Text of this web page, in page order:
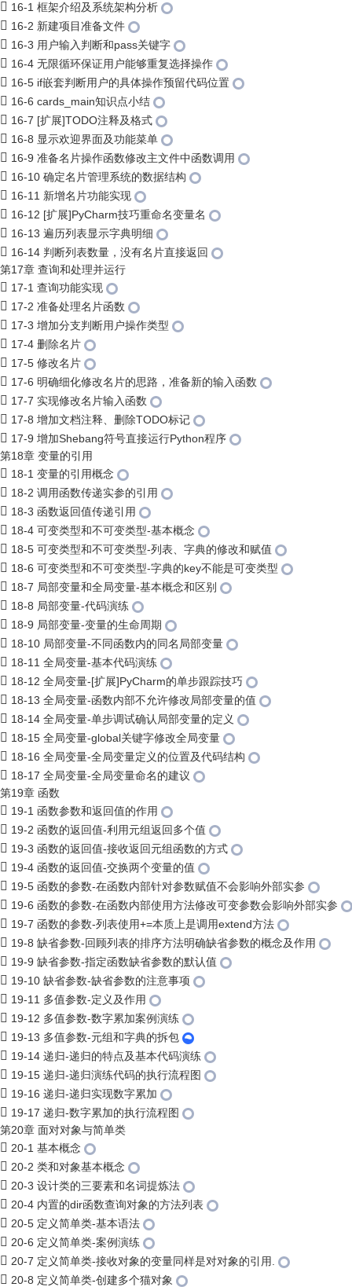
16-1 框架介绍及系统架构分析
16-2 新建项目准备文件
16-3 用户输入判断和pass关键字
16-4 无限循环保证用户能够重复选择操作
16-5 if嵌套判断用户的具体操作预留代码位置
16-6 cards_main知识点小结
16-7 [扩展]TODO注释及格式
16-8 显示欢迎界面及功能菜单
16-9 准备名片操作函数修改主文件中函数调用
16-10 确定名片管理系统的数据结构
16-11 新增名片功能实现
16-12 [扩展]PyCharm技巧重命名变量名
16-13 遍历列表显示字典明细
16-14 判断列表数量，没有名片直接返回
第17章 查询和处理并运行
17-1 查询功能实现
17-2 准备处理名片函数
17-3 增加分支判断用户操作类型
17-4 删除名片
17-5 修改名片
17-6 明确细化修改名片的思路，准备新的输入函数
17-7 实现修改名片输入函数
17-8 增加文档注释、删除TODO标记
17-9 增加Shebang符号直接运行Python程序
第18章 变量的引用
18-1 变量的引用概念
18-2 调用函数传递实参的引用
18-3 函数返回值传递引用
18-4 可变类型和不可变类型-基本概念
18-5 可变类型和不可变类型-列表、字典的修改和赋值
18-6 可变类型和不可变类型-字典的key不能是可变类型
18-7 局部变量和全局变量-基本概念和区别
18-8 局部变量-代码演练
18-9 局部变量-变量的生命周期
18-10 局部变量-不同函数内的同名局部变量
18-11 全局变量-基本代码演练
18-12 全局变量-[扩展]PyCharm的单步跟踪技巧
18-13 全局变量-函数内部不允许修改局部变量的值
18-14 全局变量-单步调试确认局部变量的定义
18-15 全局变量-global关键字修改全局变量
18-16 全局变量-全局变量定义的位置及代码结构
18-17 全局变量-全局变量命名的建议
第19章 函数
19-1 函数参数和返回值的作用
19-2 函数的返回值-利用元组返回多个值
19-3 函数的返回值-接收返回元组函数的方式
19-4 函数的返回值-交换两个变量的值
19-5 函数的参数-在函数内部针对参数赋值不会影响外部实参
19-6 函数的参数-在函数内部使用方法修改可变参数会影响外部实参
19-7 函数的参数-列表使用+=本质上是调用extend方法
19-8 缺省参数-回顾列表的排序方法明确缺省参数的概念及作用
19-9 缺省参数-指定函数缺省参数的默认值
19-10 缺省参数-缺省参数的注意事项
19-11 多值参数-定义及作用
19-12 多值参数-数字累加案例演练
19-13 多值参数-元组和字典的拆包
19-14 递归-递归的特点及基本代码演练
19-15 递归-递归演练代码的执行流程图
19-16 递归-递归实现数字累加
19-17 递归-数字累加的执行流程图
第20章 面对对象与简单类
20-1 基本概念
20-2 类和对象基本概念
20-3 设计类的三要素和名词提炼法
20-4 内置的dir函数查询对象的方法列表
20-5 定义简单类-基本语法
20-6 定义简单类-案例演练
20-7 定义简单类-接收对象的变量同样是对对象的引用.
20-8 定义简单类-创建多个猫对象